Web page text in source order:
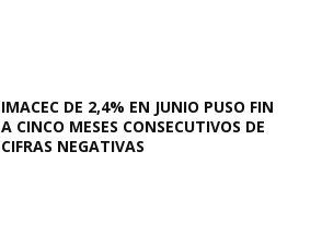
IMACEC DE 2,4% EN JUNIO PUSO FIN
A CINCO MESES CONSECUTIVOS DE
CIFRAS NEGATIVAS